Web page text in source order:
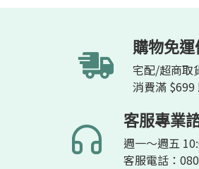
購物免運
宅配/超商取
消費滿 $699
客服專業
週一～週五
客服電話：